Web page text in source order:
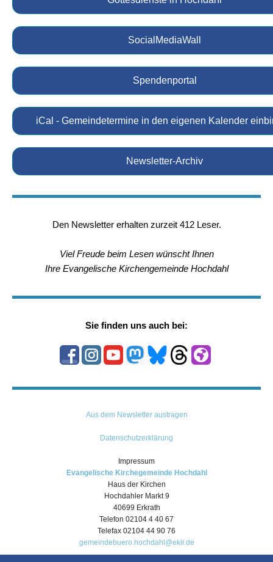
SocialMediaWall
Spendenportal
iCal - Gemeindetermine in den eigenen Kalender
Newsletter-Archiv
Den Newsletter erhalten zurzeit 412 Leser.
Viel Freude beim Lesen wünscht Ihnen
Ihre Evangelische Kirchengemeinde Hochdahl
Sie finden uns auch bei:
Aus dem Newsletter austragen
Datenschutzerklärung
Impressum
Evangelische Kirchegemeinde Hochdahl
Haus der Kirchen
Hochdahler Markt 9
40699 Erkrath
Telefon 02104 4 40 67
Telefax 02104 44 90 76
gemeindebuero.hochdahl@ekir.de